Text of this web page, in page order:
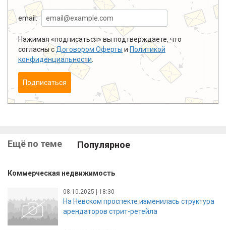
email:
Нажимая «подписаться» вы подтверждаете, что
согласны сДоговором Оферты и Политикой
конфиденциальности
Подписаться
Ещё по теме Популярное
Коммерческая недвижимость
08.10.2025 | 18:30
На Невском проспекте изменилась структура
арендаторов стрит-ретейла